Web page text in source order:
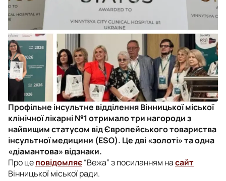
Профільне інсультне відділення Вінницької міської
клінічної лікарні №1 отримало три нагороди з
найвищим статусом від Європейського товариства
інсультної медицини (ESO). Це дві «золоті» та одна
«діамантова» відзнаки.
Про цеповідомляє“Вежа” з посиланням насайт
Вінницької міської ради.